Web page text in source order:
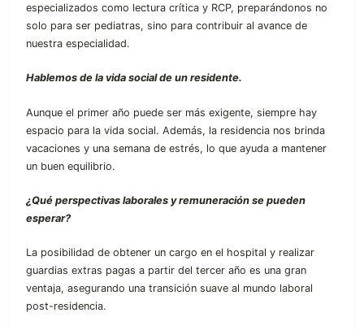
especializados como lectura crítica y RCP, preparándonos no
solo para ser pediatras, sino para contribuir al avance de
nuestra especialidad.
Hablemos de la vida social de un residente.
Aunque el primer año puede ser más exigente, siempre hay
espacio para la vida social. Además, la residencia nos brinda
vacaciones y una semana de estrés, lo que ayuda a mantener
un buen equilibrio.
¿Qué perspectivas laborales y remuneración se pueden
esperar?
La posibilidad de obtener un cargo en el hospital y realizar
guardias extras pagas a partir del tercer año es una gran
ventaja, asegurando una transición suave al mundo laboral
post-residencia.